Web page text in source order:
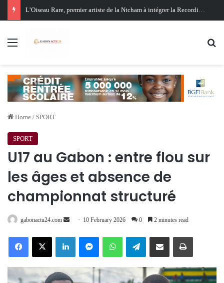
Oligui Nguema au Ghana : Libreville mise sur Accra pour renforcer sa stratégie diplomatique et économique
Menu
Home / SPORT
SPORT
U17 au Gabon : entre flou sur
les âges et absence de
championnat structuré
gabonactu24.com
Send 10 February 2026 0 2 minutes read
FacebookX LinkedInMessengerWhatsAppTelegramShare via Email Print